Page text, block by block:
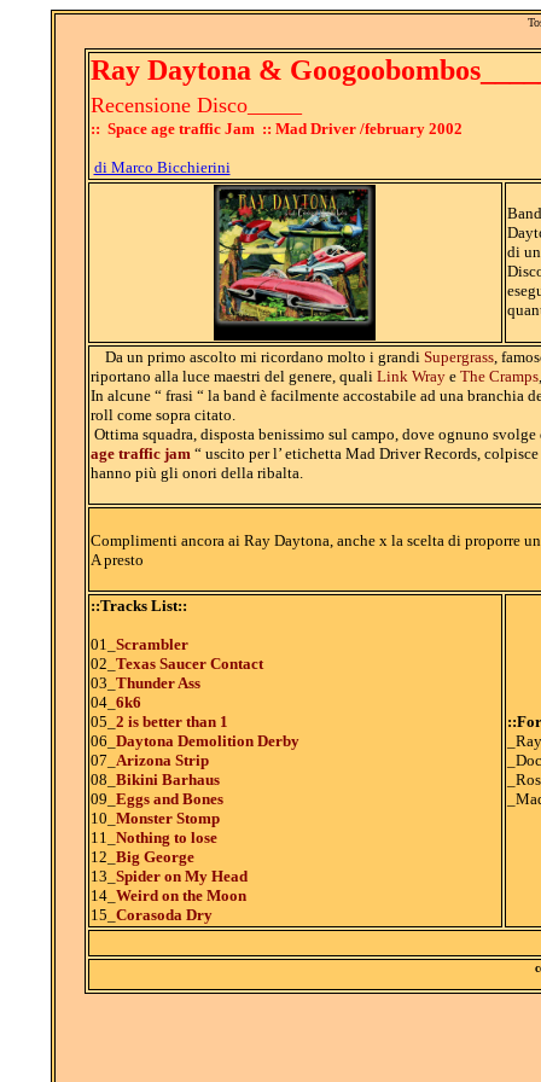
Ray Daytona &
Recensione Disco_____
:: Space age traffic Jam :: Mad Driver /february 2002
di Marco Bicchierini
di
Da un primo ascolto mi ricordano molto i grandi Supergrass,
riportano alla luce maestri del genere, quali Link Wraye The Cramps
In alcune “ frasi “ la band è facilmente accostabile ad una branchia
roll come sopra citato.
Ottima squadra, disposta benissimo sul campo, dove ognuno
age traffic jam“ uscito per l’ etichetta Mad Driver Records,
hanno più gli onori della ribalta.
Complimenti ancora ai Ray Daytona, anche x la scelta di proporre
A presto
::Tracks List::
01_ Scrambler
02_ Texas Saucer Contact
03_ Thunder Ass
04_ 6k6
05_ 2 is better than 1
06_ Daytona Demolition Derby
07_ Arizona Strip
08_ Bikini Barhaus
09_ Eggs and Bones
10_ Monster Stomp
11_ Nothing to lose
12_ Big George
13_ Spider on My Head
14_ Weird on the Moon
15_ Corasoda Dry
_Ray